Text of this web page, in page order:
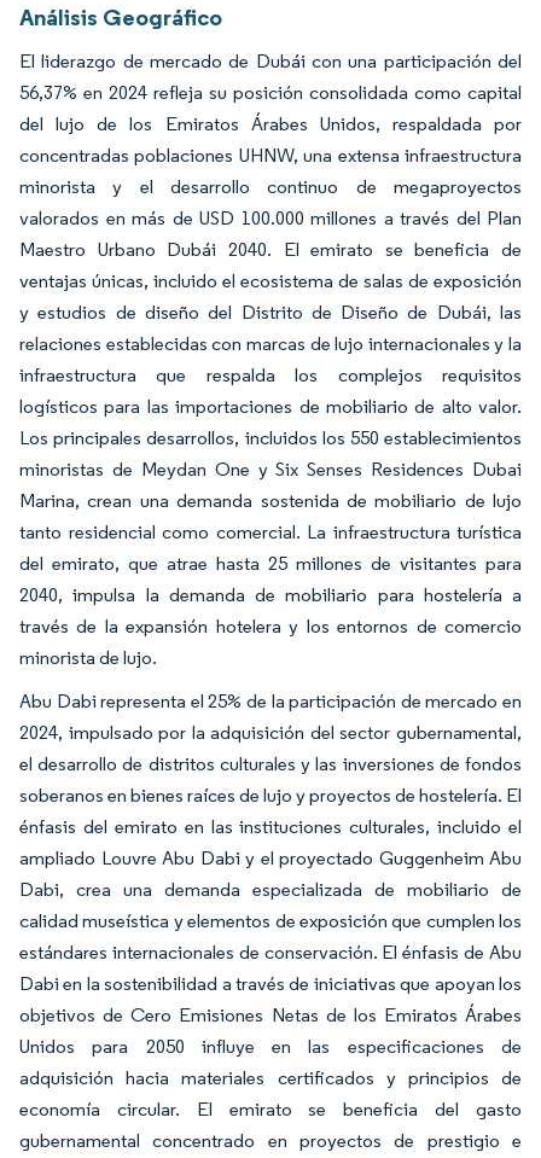
Análisis Geográfico
El liderazgo de mercado de Dubái con una participación del
56,37% en 2024 refleja su posición consolidada como capital
del lujo de los Emiratos Árabes Unidos, respaldada por
concentradas poblaciones UHNW, una extensa infraestructura
minorista y el desarrollo continuo de megaproyectos
valorados en más de USD 100.000 millones a través del Plan
Maestro Urbano Dubái 2040. El emirato se beneficia de
ventajas únicas, incluido el ecosistema de salas de exposición
y estudios de diseño del Distrito de Diseño de Dubái, las
relaciones establecidas con marcas de lujo internacionales y la
infraestructura que respalda los complejos requisitos
logísticos para las importaciones de mobiliario de alto valor.
Los principales desarrollos, incluidos los 550 establecimientos
minoristas de Meydan One y Six Senses Residences Dubai
Marina, crean una demanda sostenida de mobiliario de lujo
tanto residencial como comercial. La infraestructura turística
del emirato, que atrae hasta 25 millones de visitantes para
2040, impulsa la demanda de mobiliario para hostelería a
través de la expansión hotelera y los entornos de comercio
minorista de lujo.
Abu Dabi representa el 25% de la participación de mercado en
2024, impulsado por la adquisición del sector gubernamental,
el desarrollo de distritos culturales y las inversiones de fondos
soberanos en bienes raíces de lujo y proyectos de hostelería. El
énfasis del emirato en las instituciones culturales, incluido el
ampliado Louvre Abu Dabi y el proyectado Guggenheim Abu
Dabi, crea una demanda especializada de mobiliario de
calidad museística y elementos de exposición que cumplen los
estándares internacionales de conservación. El énfasis de Abu
Dabi en la sostenibilidad a través de iniciativas que apoyan los
objetivos de Cero Emisiones Netas de los Emiratos Árabes
Unidos para 2050 influye en las especificaciones de
adquisición hacia materiales certificados y principios de
economía circular. El emirato se beneficia del gasto
gubernamental concentrado en proyectos de prestigio e